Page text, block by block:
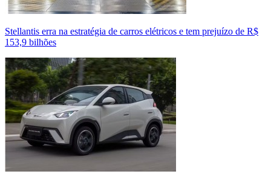
Stellantis erra na estratégia de carros elétricos e tem prejuízo de R$
153,9 bilhões